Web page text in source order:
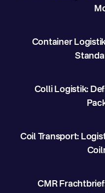
Container
Colli Logistik:
Coil Transport:
CMR